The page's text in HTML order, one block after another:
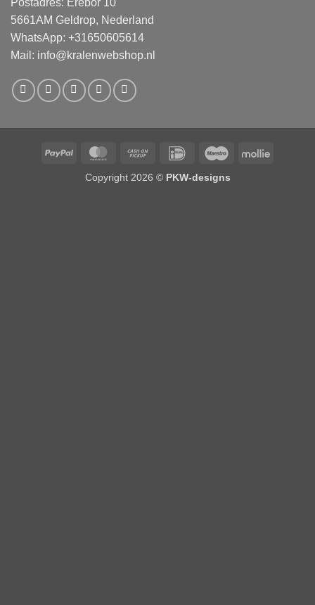
Postadres: Erebor 10
5661AM Geldrop, Nederland
WhatsApp: +31650605614
Mail: info@kralenwebshop.nl
PayPal MasterCardCash
Pickup
IDeal Maestro Mollie
Copyright 2026 © PKW-designs